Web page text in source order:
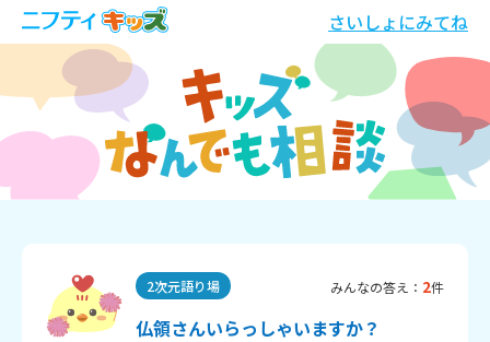
さいしょにみてね
2次元語り場 みんなの答え： 2件
仏領さんいらっしゃいますか？